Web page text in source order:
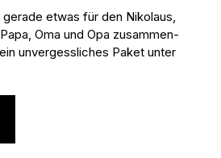
gerade etwas für den Nikolaus,
Oma und Opa zusammen­
unvergessliches Paket unter